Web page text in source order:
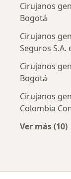
Cirujanos
Bogotá
Cirujanos
Seguros S.A.
Cirujanos
Bogotá
Cirujanos
Colombia
Ver más (10)